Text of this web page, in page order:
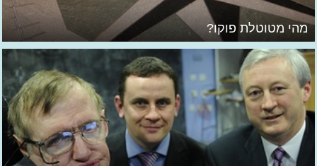
מהי מטוטלת פוקו?